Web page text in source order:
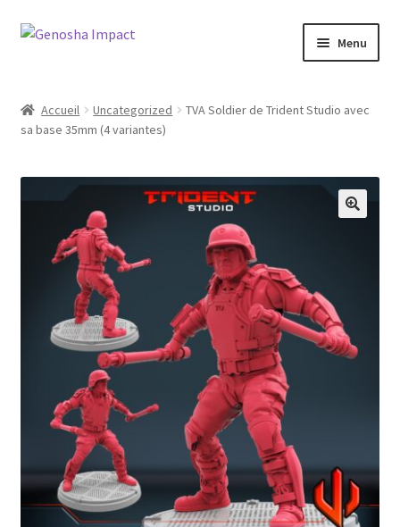
Aller
navigation
Aller
Menu
Cart
Checkout
My account
Wishlist
Accueil Uncategorized
TVA Soldier de Trident Studio avec
sa base 35mm (4 variantes)